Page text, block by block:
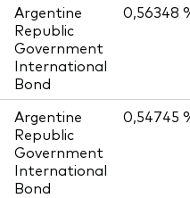
Argentine
Republic
Government
International
Bond
0,56348
Argentine
Republic
Government
International
Bond
0,54745